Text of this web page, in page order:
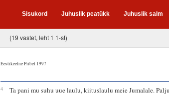
Sisukord Juhuslik peatükk Juhuslik salm
(19 vastet, leht 1 1-st)
Eestikeelne Piibel 1997
4
Ta pani mu suhu uue laulu, kiituslaulu meie Jumalale.